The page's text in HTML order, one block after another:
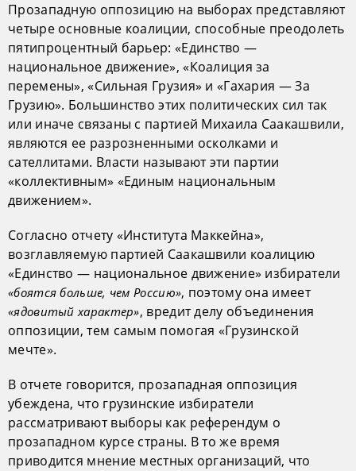
Прозападную оппозицию на выборах представляют
четыре основные коалиции, способные преодолеть
пятипроцентный барьер: «Единство —
национальное движение», «Коалиция за
перемены», «Сильная Грузия» и «Гахария — За
Грузию». Большинство этих политических сил так
или иначе связаны с партией Михаила Саакашвили,
являются ее разрозненными осколками и
сателлитами. Власти называют эти партии
«коллективным» «Единым национальным
движением».
Согласно отчету «Института Маккейна»,
возглавляемую партией Саакашвили коалицию
«Единство — национальное движение» избиратели
«боятся больше, чем Россию», поэтому она имеет
«ядовитый характер», вредит делу объединения
оппозиции, тем самым помогая «Грузинской
мечте».
В отчете говорится, прозападная оппозиция
убеждена, что грузинские избиратели
рассматривают выборы как референдум о
прозападном курсе страны. В то же время
приводится мнение местных организаций, что